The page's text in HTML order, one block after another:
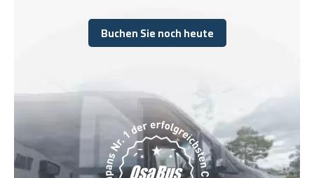
Buchen Sie noch heute
Buchen Sie noch heute